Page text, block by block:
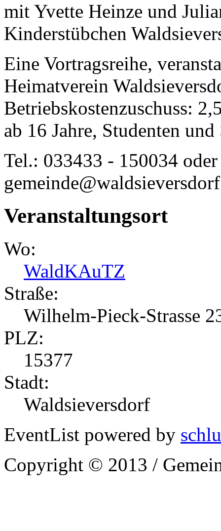
mit Yvette Heinze und
Kinderstübchen
Eine Vortragsreihe,
Heimatverein
Betriebskostenzuschuss:
ab 16 Jahre, Studenten
Tel.: 033433 - 150034 oder
Veranstaltungsort
Wo:
WaldKAuTZ
Straße:
Wilhelm-Pieck-Strasse
PLZ:
15377
Stadt:
Waldsieversdorf
EventList powered by
Copyright © 2013 /